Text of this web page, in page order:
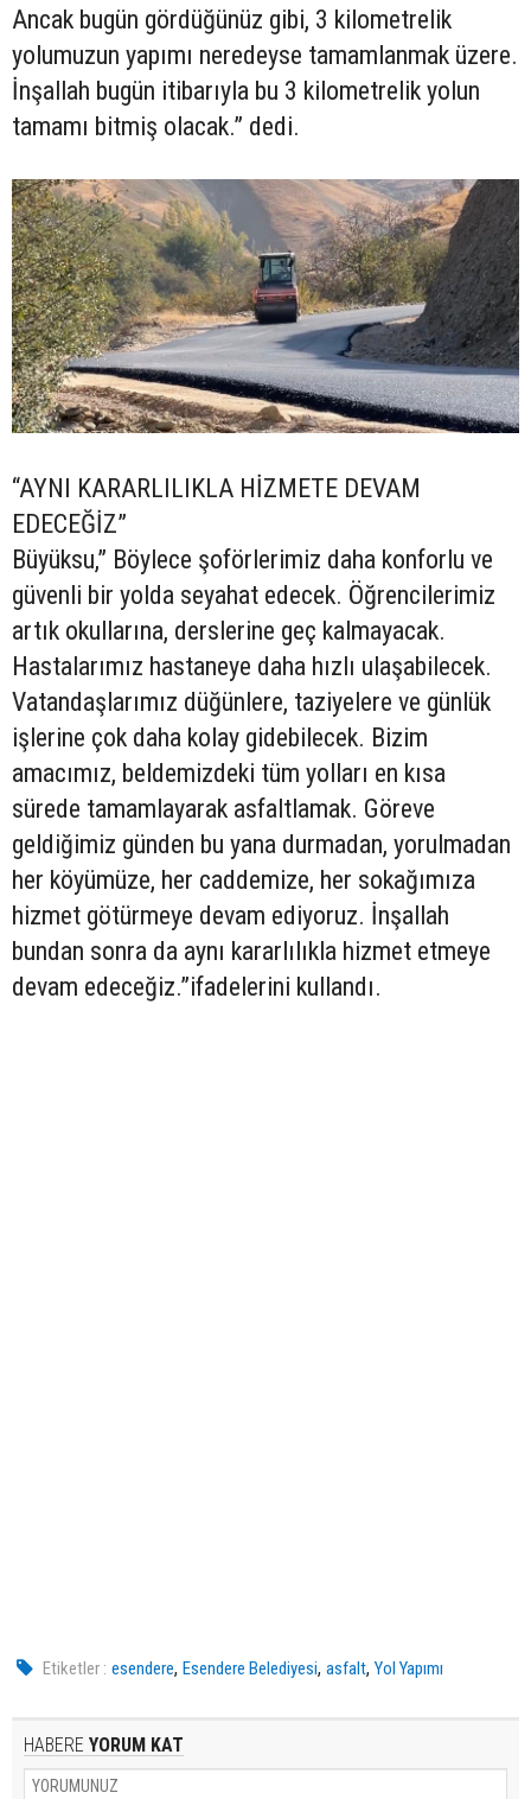
Ancak bugün gördüğünüz gibi, 3 kilometrelik
yolumuzun yapımı neredeyse tamamlanmak üzere.
İnşallah bugün itibarıyla bu 3 kilometrelik yolun
tamamı bitmiş olacak.” dedi.
“AYNI KARARLILIKLA HİZMETE DEVAM
EDECEĞİZ”
Büyüksu,” Böylece şoförlerimiz daha konforlu ve
güvenli bir yolda seyahat edecek. Öğrencilerimiz
artık okullarına, derslerine geç kalmayacak.
Hastalarımız hastaneye daha hızlı ulaşabilecek.
Vatandaşlarımız düğünlere, taziyelere ve günlük
işlerine çok daha kolay gidebilecek. Bizim
amacımız, beldemizdeki tüm yolları en kısa
sürede tamamlayarak asfaltlamak. Göreve
geldiğimiz günden bu yana durmadan, yorulmadan
her köyümüze, her caddemize, her sokağımıza
hizmet götürmeye devam ediyoruz. İnşallah
bundan sonra da aynı kararlılıkla hizmet etmeye
devam edeceğiz.”ifadelerini kullandı.
Etiketler : esendere,Esendere Belediyesi,asfalt,Yol Yapımı
HABERE YORUM KAT